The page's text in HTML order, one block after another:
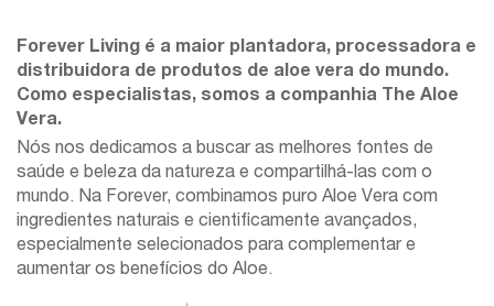
Forever Living é a maior plantadora, processadora e
distribuidora de produtos de aloe vera do mundo.
Como especialistas, somos a companhia The Aloe
Vera.
Nós nos dedicamos a buscar as melhores fontes de
saúde e beleza da natureza e compartilhá-las com o
mundo. Na Forever, combinamos puro Aloe Vera com
ingredientes naturais e cientificamente avançados,
especialmente selecionados para complementar e
aumentar os benefícios do Aloe.